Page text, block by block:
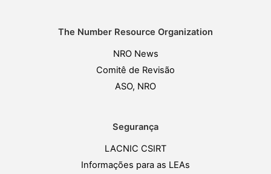
The Number Resource Organization
NRO News
Comitê de Revisão
ASO, NRO
Segurança
LACNIC CSIRT
Informações para as LEAs